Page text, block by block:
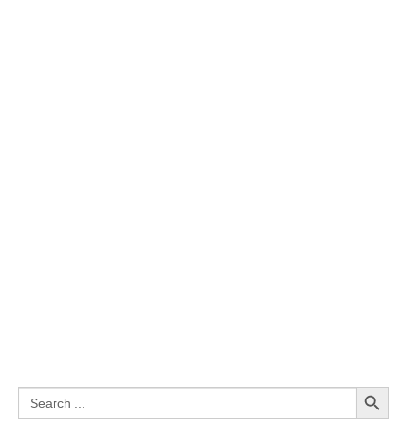
Search
for:
Search Button